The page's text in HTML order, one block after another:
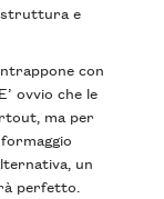
struttura e
con
ovvio che le
ma per
un
perfetto.